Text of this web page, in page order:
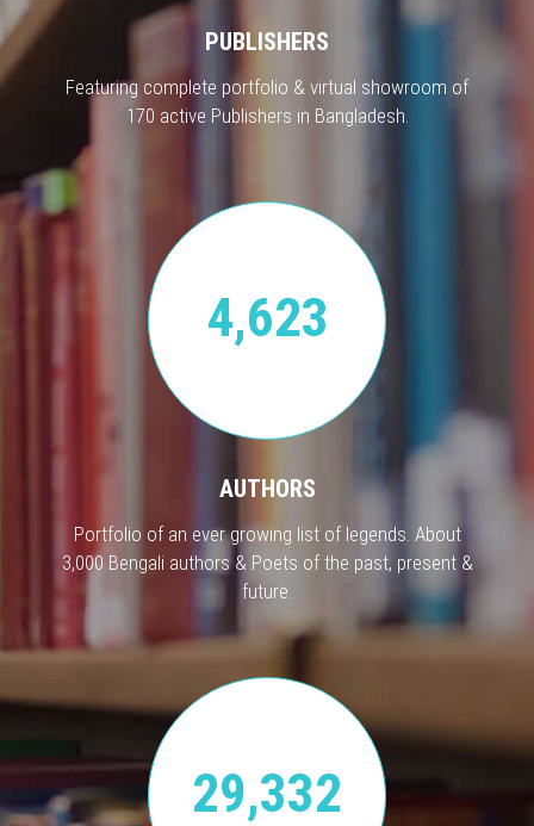
PUBLISHERS
Featuring complete portfolio & virtual showroom of
170 active Publishers in Bangladesh.
4,623
AUTHORS
Portfolio of an ever growing list of legends. About
3,000 Bengali authors & Poets of the past, present &
future.
29,332